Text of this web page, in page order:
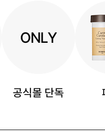
ONLY
공식몰 단독